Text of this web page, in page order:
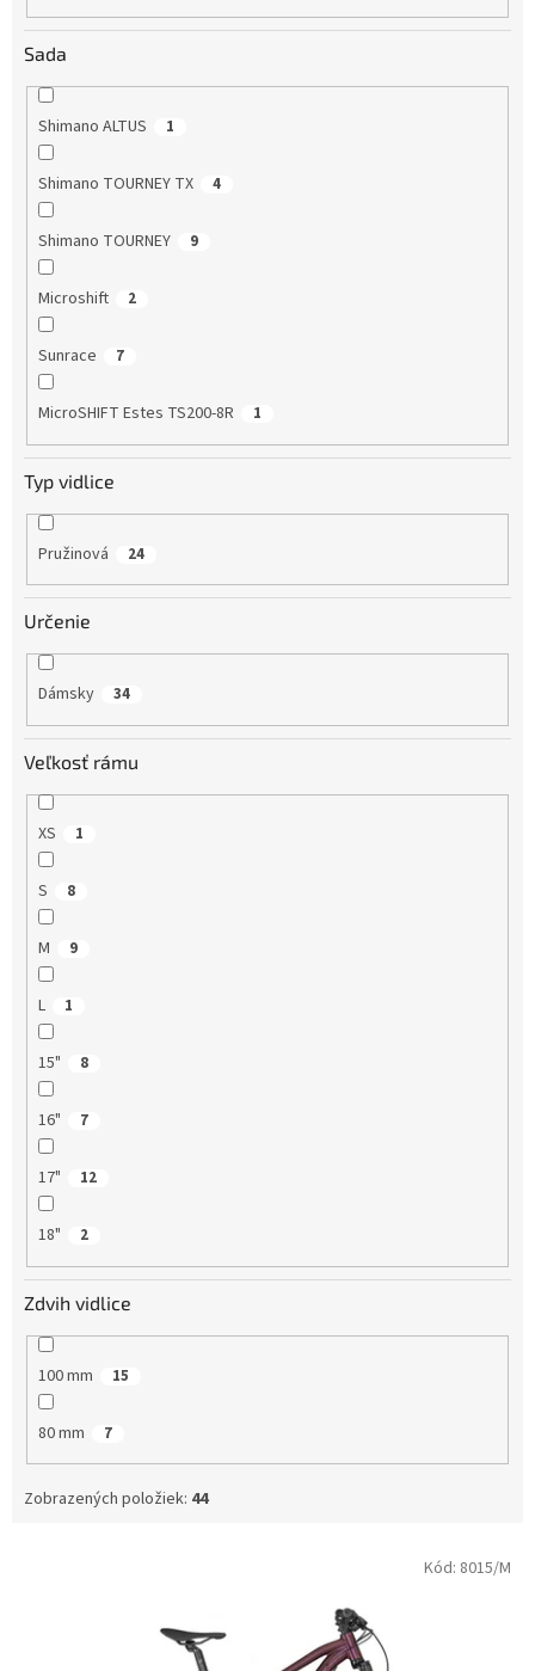
Sada
Shimano ALTUS 1
Shimano TOURNEY TX 4
Shimano TOURNEY 9
Microshift 2
Sunrace 7
MicroSHIFT Estes TS200-8R 1
Typ vidlice
Pružinová 24
Určenie
Dámsky 34
Veľkosť rámu
XS 1
S 8
M 9
L 1
15" 8
16" 7
17" 12
18" 2
Zdvih vidlice
100 mm 15
80 mm 7
Zobrazených položiek: 44
Kód: 8015/M